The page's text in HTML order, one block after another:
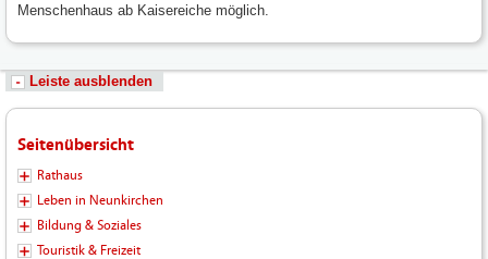
Menschenhaus ab Kaisereiche möglich.
Leiste ausblenden
Seitenübersicht
Rathaus
Leben in Neunkirchen
Bildung & Soziales
Touristik & Freizeit